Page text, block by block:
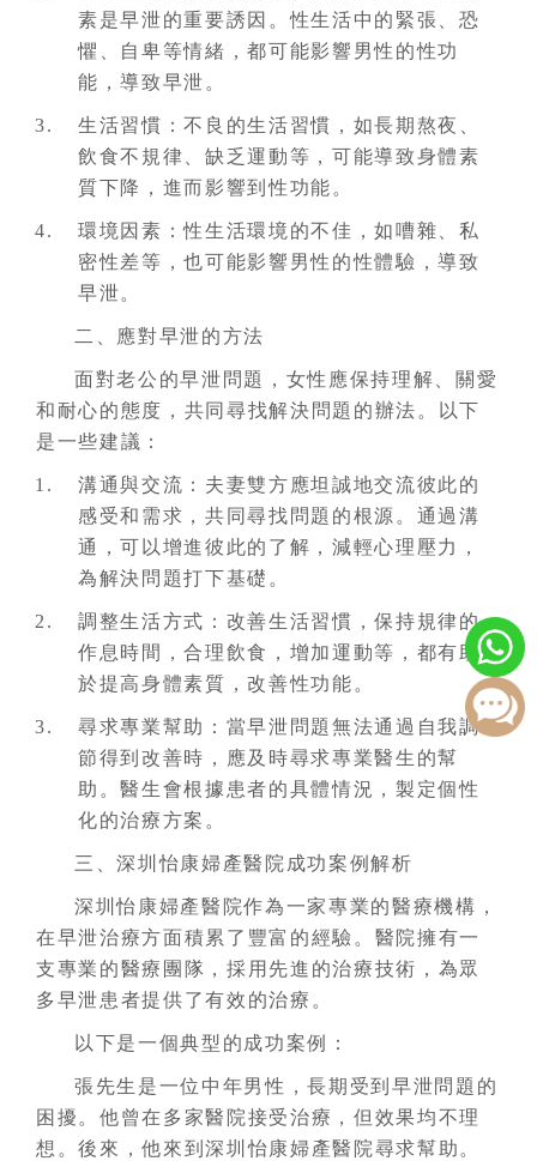
素是早泄的重要誘因。性生活中的緊張、恐
懼、自卑等情緒，都可能影響男性的性功
能，導致早泄。
生活習慣：不良的生活習慣，如長期熬夜、
飲食不規律、缺乏運動等，可能導致身體素
質下降，進而影響到性功能。
環境因素：性生活環境的不佳，如嘈雜、私
密性差等，也可能影響男性的性體驗，導致
早泄。
二、應對早泄的方法
面對老公的早泄問題，女性應保持理解、關愛
和耐心的態度，共同尋找解決問題的辦法。以下
是一些建議：
溝通與交流：夫妻雙方應坦誠地交流彼此的
感受和需求，共同尋找問題的根源。通過溝
通，可以增進彼此的了解，減輕心理壓力，
為解決問題打下基礎。
調整生活方式：改善生活習慣，保持規律的
作息時間，合理飲食，增加運動等，都有助
於提高身體素質，改善性功能。
尋求專業幫助：當早泄問題無法通過自我調
節得到改善時，應及時尋求專業醫生的幫
助。醫生會根據患者的具體情況，製定個性
化的治療方案。
三、深圳怡康婦產醫院成功案例解析
深圳怡康婦產醫院作為一家專業的醫療機構，
在早泄治療方面積累了豐富的經驗。醫院擁有一
支專業的醫療團隊，採用先進的治療技術，為眾
多早泄患者提供了有效的治療。
以下是一個典型的成功案例：
張先生是一位中年男性，長期受到早泄問題的
困擾。他曾在多家醫院接受治療，但效果均不理
想。後來，他來到深圳怡康婦產醫院尋求幫助。